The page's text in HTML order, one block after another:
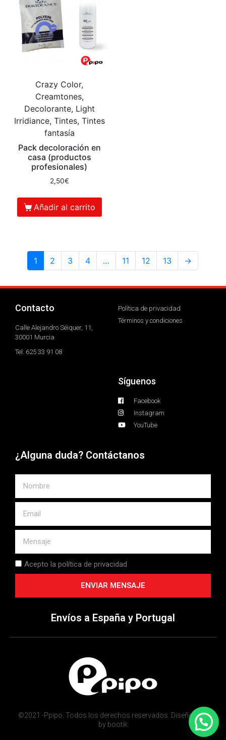
Crazy Color,
Creamtones,
Decolorante, Light
Irridiance, Tintes, Tintes
fantasía
Pack decoloración en
casa (productos
profesionales)
2,50€
Añadir al carrito
1 2 3 4 … 11 12 13 →
Contacto
Calle Alejandro Séiquer, 11,
30001 Murcia
Tel: 625 33 91 08
Política de privacidad
Términos y condiciones
Síguenos
Facebook
Instagram
YouTube
¿Alguna duda? Contáctanos
Acepto la política de privacidad
ENVIAR MENSAJE
Envíos a España y Portugal
©2021 -Ppipo. Todos los derechos reservados. Diseño web
by bootik